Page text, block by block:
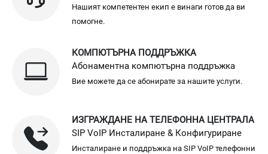
Нашият компетентен екип е винаги готов да ви
помогне.
КОМПЮТЪРНА ПОДДРЪЖКА
Абонаментна компютърна поддръжка
Вие можете да се абонирате за нашите услуги.
ИЗГРАЖДАНЕ НА ТЕЛЕФОННА ЦЕНТРАЛА
SIP VoIP Инсталиране & Конфигуриране
Инсталиране и поддръжка на SIP VoIP телефонни